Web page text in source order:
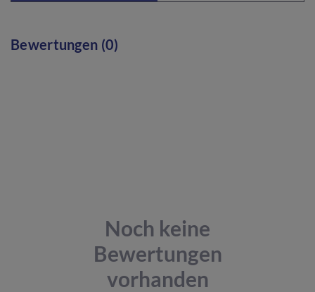
Bewertungen (0)
Noch keine
Bewertungen
vorhanden